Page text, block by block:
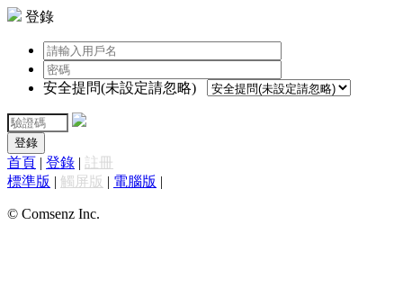
登錄
安全提問(未設定請忽略)
登錄
首頁 | 登錄 | 註冊
標準版 | 觸屏版 | 電腦版 |
© Comsenz Inc.